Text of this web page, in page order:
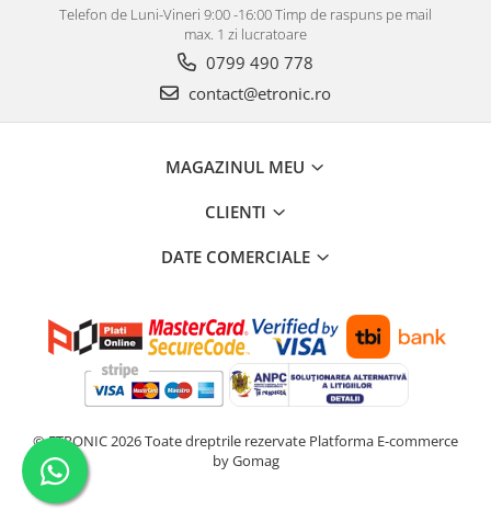
Telefon de Luni-Vineri 9:00 -16:00 Timp de raspuns pe mail
max. 1 zi lucratoare
0799 490 778
contact@etronic.ro
MAGAZINUL MEU
CLIENTI
DATE COMERCIALE
© ETRONIC 2026 Toate dreptrile rezervate Platforma E-commerce
by Gomag